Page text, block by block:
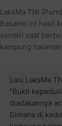
LaksMa TNI
Basamo ini hasil
sendiri saat
kampung
Lalu LaksMa
"Bukti
diadakannya
Dimana di